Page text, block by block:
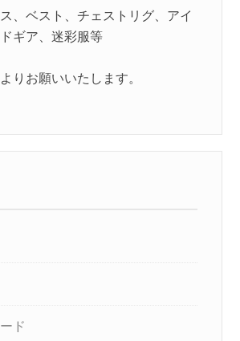
、ベスト、チェストリグ、アイ
ギア、迷彩服等
よりお願いいたします。
ド